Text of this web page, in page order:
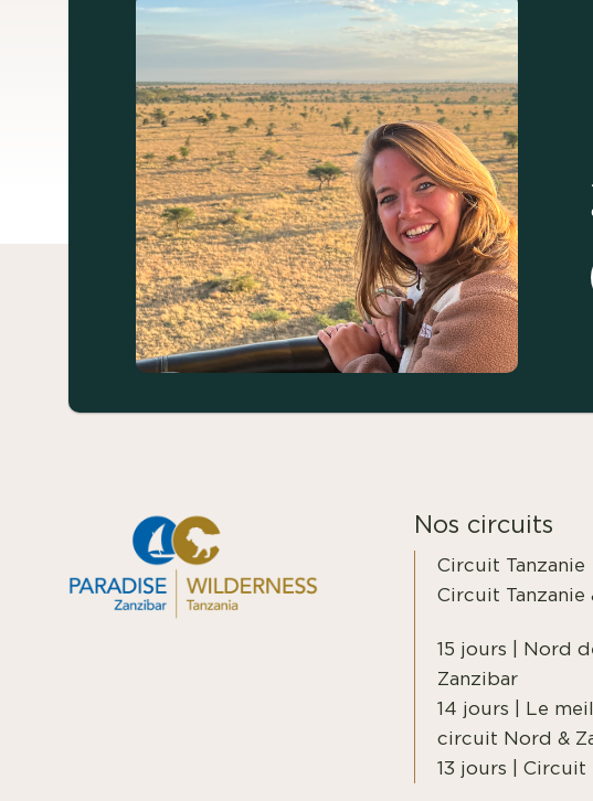
Nos circuits
Circuit Tanzanie
Circuit Tanzanie
15 jours | Nord
Zanzibar
14 jours | Le
circuit Nord &
13 jours |